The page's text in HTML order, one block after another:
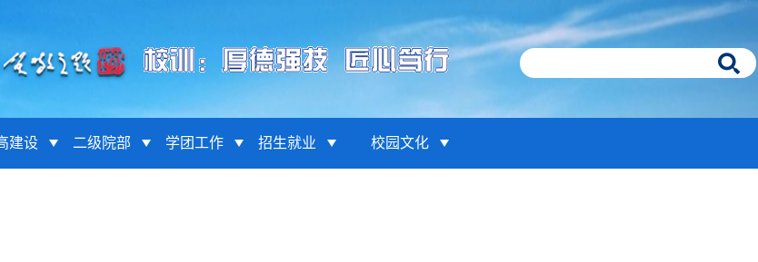
建设 二级院部 学团工作 招生就业 校园文化